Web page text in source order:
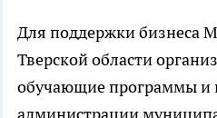
Для поддержки бизнеса
Тверской области
обучающие программы и
администрации